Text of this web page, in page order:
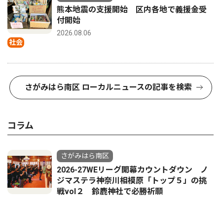
社会
熊本地震の支援開始 区内各地で義援金受
付開始
2026.08.06
さがみはら南区 ローカルニュースの記事を検索
コラム
さがみはら南区
2026-27WEリーグ開幕カウントダウン ノ
ジマステラ神奈川相模原「トップ５」の挑
戦vol２ 鈴鹿神社で必勝祈願